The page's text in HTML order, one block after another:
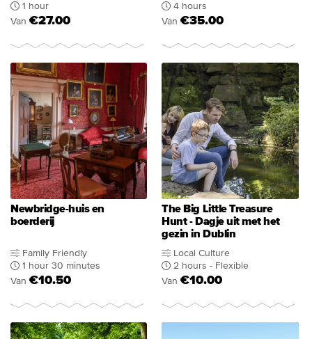
1 hour
Van €27.00
4 hours
Van €35.00
Newbridge-huis en
boerderij
Family Friendly
1 hour 30 minutes
Van €10.50
The Big Little Treasure
Hunt - Dagje uit met het
gezin in Dublin
Local Culture
2 hours - Flexible
Van €10.00